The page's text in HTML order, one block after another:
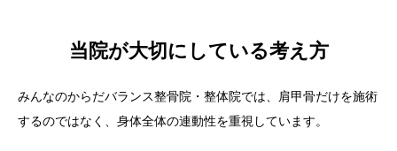
当院が大切にしている考え方
みんなのからだバランス整骨院・整体院では、肩甲骨だけを施術
するのではなく、身体全体の連動性を重視しています。